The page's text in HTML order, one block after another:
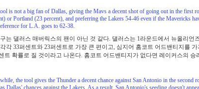
is not a big fan of Dallas, giving the Mavs a decent shot of going out in the first
or Portland (23 percent), and preferring the Lakers 54-46 even if the Mavericks
for L.A. goes to 62-38.
는 댈러스 매버릭스의 팬이 아닌 것 같다. 댈러스는 1라운드에서 뉴올리언
각 33퍼센트와 23퍼센트로 가장 큰 편이고, 심지어 홈코트 어드밴티지를
트 확률로 질 것이라고 나온다. 홈코트 어드밴티지가 없다면 레이커스의 승
the tool gives the Thunder a decent chance against San Antonio in the second
Dallas' chances against the Lakers. As a result, San Antonio's seeding doesn't